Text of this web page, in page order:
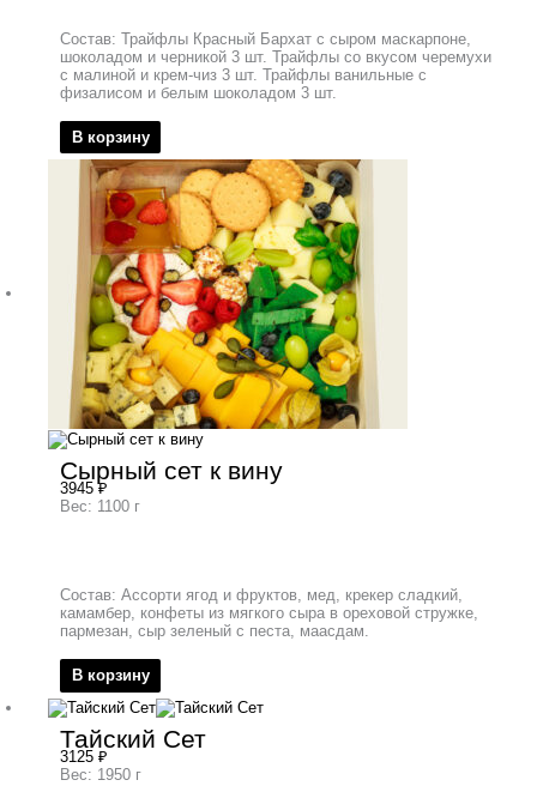
Состав: Трайфлы Красный Бархат с сыром маскарпоне,
шоколадом и черникой 3 шт. Трайфлы со вкусом черемухи
с малиной и крем-чиз 3 шт. Трайфлы ванильные с
физалисом и белым шоколадом 3 шт.
В корзину
Сырный сет к вину
3945₽
Вес: 1100 г
Состав: Ассорти ягод и фруктов, мед, крекер сладкий,
камамбер, конфеты из мягкого сыра в ореховой стружке,
пармезан, сыр зеленый с песта, маасдам.
В корзину
Тайский Сет
3125 ₽
Вес: 1950 г